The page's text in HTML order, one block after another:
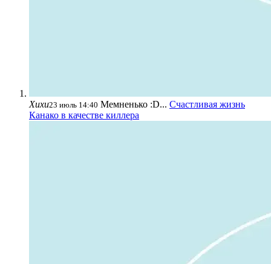
Хихи23 июль 14:40 Мемненько :D... Счастливая жизнь
Канако в качестве киллера